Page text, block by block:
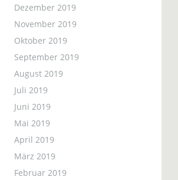
Dezember 2019
November 2019
Oktober 2019
September 2019
August 2019
Juli 2019
Juni 2019
Mai 2019
April 2019
März 2019
Februar 2019